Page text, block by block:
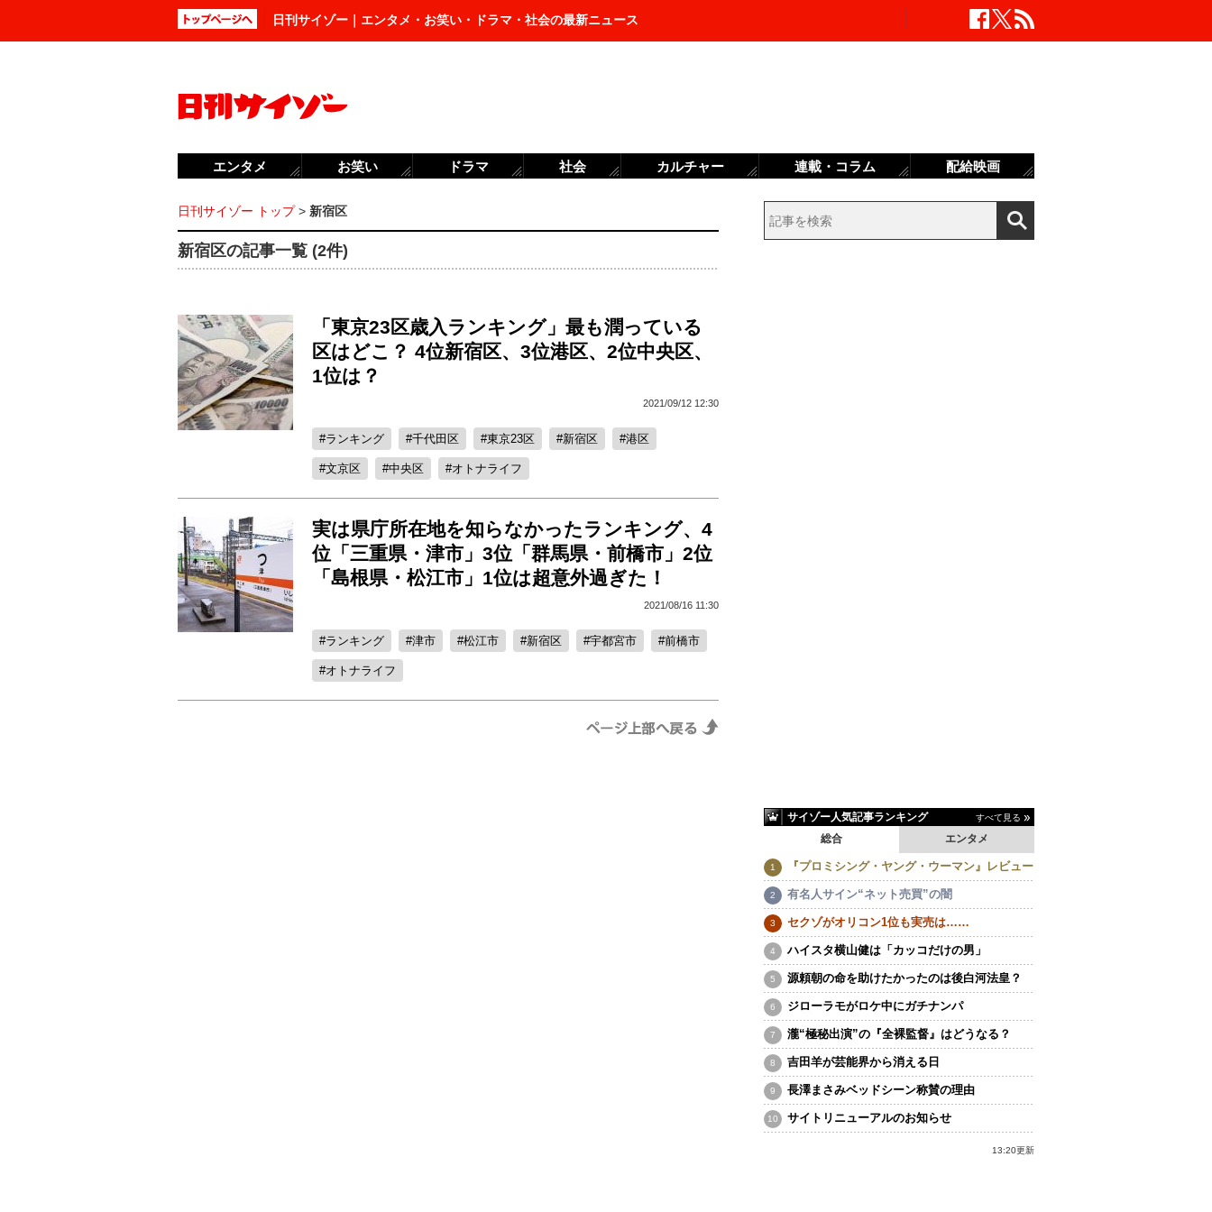
日刊サイゾー｜エンタメ・お笑い・ドラマ・社会の最新ニュース
日刊サイゾー トップ> 新宿区
新宿区の記事一覧 (2件)
「東京23区歳入ランキング」最も潤っている
区はどこ？ 4位新宿区、3位港区、2位中央区、
1位は？
2021/09/12 12:30
ランキング 千代田区 東京23区 新宿区 港区
文京区 中央区 オトナライフ
実は県庁所在地を知らなかったランキング、4
位「三重県・津市」3位「群馬県・前橋市」2位
「島根県・松江市」1位は超意外過ぎた！
2021/08/16 11:30
ランキング 津市 松江市 新宿区 宇都宮市 前橋市
オトナライフ
サイゾー人気記事ランキング すべて見る
エンタメ
総合
『プロミシング・ヤング・ウーマン』レビュー
有名人サイン“ネット売買”の闇
セクゾがオリコン1位も実売は……
ハイスタ横山健は「カッコだけの男」
源頼朝の命を助けたかったのは後白河法皇？
ジローラモがロケ中にガチナンパ
瀧“極秘出演”の『全裸監督』はどうなる？
吉田羊が芸能界から消える日
長澤まさみベッドシーン称賛の理由
サイトリニューアルのお知らせ
13:20更新
エンタメ お笑い ドラマ 社会 カルチャー 連載・コラム 配給映画